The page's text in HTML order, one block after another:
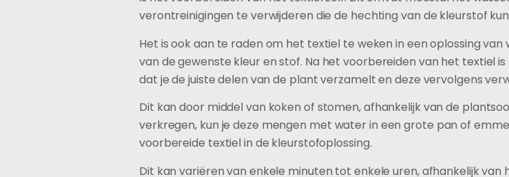
Welke soorten textiel kunnen
Bij het verven met planten zijn er verschillende soorten textiel die
zoals katoen, linnen, zijde en wol zijn bijzonder goed in staat om
populaire keuze vanwege zijn veelzijdigheid en beschikbaarheid;
scala aan mogelijkheden voor creatief ontwerp.
Linnen, gemaakt van vlas, heeft ook uitstekende absorptie-
aan geverfd textiel. Zijde is een luxe optie die vaak wordt gekozen
kan de kleuren intensiveren en zorgt voor een prachtig